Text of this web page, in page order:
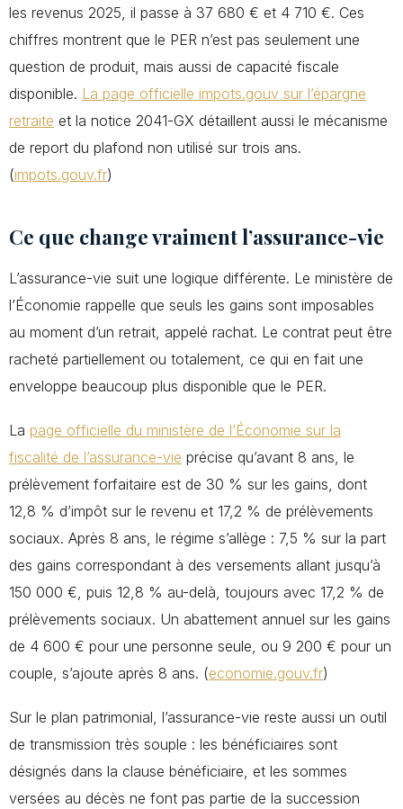
les revenus 2025, il passe à 37 680 € et 4 710 €. Ces
chiffres montrent que le PER n’est pas seulement une
question de produit, mais aussi de capacité fiscale
disponible. La page officielle impots.gouv sur l’épargne
retraite et la notice 2041-GX détaillent aussi le mécanisme
de report du plafond non utilisé sur trois ans.
(impots.gouv.fr)
Ce que change vraiment l’assurance-vie
L’assurance-vie suit une logique différente. Le ministère de
l’Économie rappelle que seuls les gains sont imposables
au moment d’un retrait, appelé rachat. Le contrat peut être
racheté partiellement ou totalement, ce qui en fait une
enveloppe beaucoup plus disponible que le PER.
La page officielle du ministère de l’Économie sur la
fiscalité de l’assurance-vie précise qu’avant 8 ans, le
prélèvement forfaitaire est de 30 % sur les gains, dont
12,8 % d’impôt sur le revenu et 17,2 % de prélèvements
sociaux. Après 8 ans, le régime s’allège : 7,5 % sur la part
des gains correspondant à des versements allant jusqu’à
150 000 €, puis 12,8 % au-delà, toujours avec 17,2 % de
prélèvements sociaux. Un abattement annuel sur les gains
de 4 600 € pour une personne seule, ou 9 200 € pour un
couple, s’ajoute après 8 ans. (economie.gouv.fr)
Sur le plan patrimonial, l’assurance-vie reste aussi un outil
de transmission très souple : les bénéficiaires sont
désignés dans la clause bénéficiaire, et les sommes
versées au décès ne font pas partie de la succession